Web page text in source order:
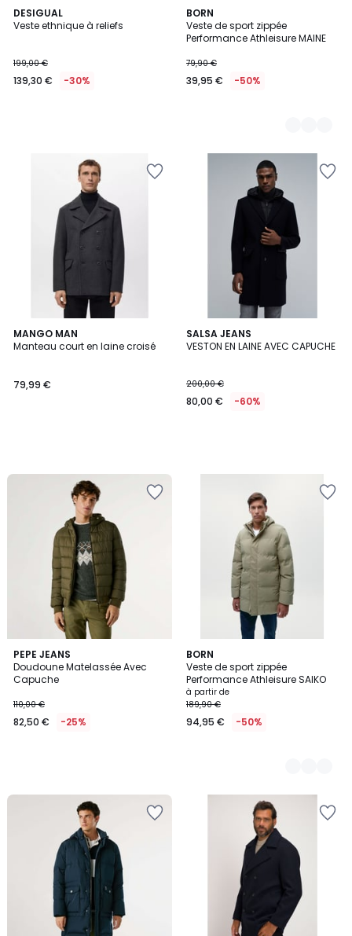
DESIGUAL
Veste ethnique à reliefs
199,00 €
139,30 € -30%
BORN
Veste de sport zippée
Performance Athleisure MAINE
79,90 €
39,95 € -50%
2
Couleurs
MANGO MAN
Manteau court en laine croisé
79,99 €
SALSA JEANS
VESTON EN LAINE AVEC CAPUCHE
200,00 €
80,00 € -60%
PEPE JEANS
Doudoune Matelassée Avec
Capuche
110,00 €
82,50 € -25%
BORN
Veste de sport zippée
Performance Athleisure SAIKO
à partir de
189,90 €
94,95 € -50%
3
Couleurs